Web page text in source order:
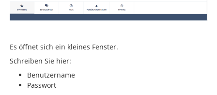
Es öffnet sich ein kleines Fenster.
Schreiben Sie hier:
Benutzername
Passwort